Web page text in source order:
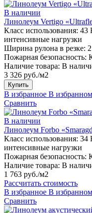
В наличии
Линолеум Vertigo
Класс использования: 43
интенсивные нагрузки
Ширина рулона в резке:
Пожарная безопасность:
Наличие товара: В
3 326 руб./м2
Купить
В избранное В избранном
Сравнить
В наличии
Линолеум Forbo
Класс использования: 34
интенсивные нагрузки
Пожарная безопасность:
Наличие товара: В
1 763 руб./м2
Рассчитать стоимость
В избранное В избранном
Сравнить